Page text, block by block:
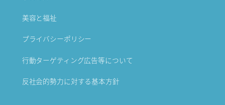
美容と福祉
プライバシーポリシー
行動ターゲティング広告等について
反社会的勢力に対する基本方針